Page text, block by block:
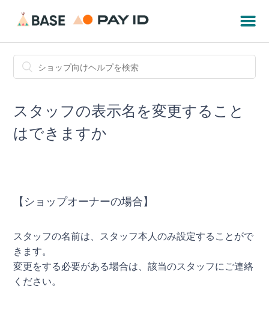
スタッフの表示名を変更すること
はできますか
【ショップオーナーの場合】
スタッフの名前は、スタッフ本人のみ設定することがで
きます。
変更をする必要がある場合は、該当のスタッフにご連絡
ください。